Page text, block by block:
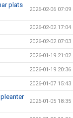
plats
2026-02-06 07:09
2026-02-02 17:04
2026-02-02 07:03
2026-01-19 21:02
2026-01-19 20:36
2026-01-07 15:43
2026-01-05 18:35